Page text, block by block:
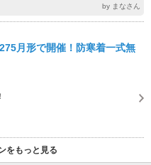
by まなさん
月形で開催！防寒着一式無
をもっと見る